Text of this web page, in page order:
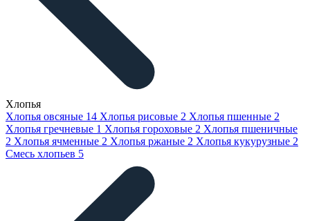
Хлопья
Хлопья овсяные 14 Хлопья рисовые 2 Хлопья пшенные 2
Хлопья гречневые 1 Хлопья гороховые 2 Хлопья пшеничные
2 Хлопья ячменные 2 Хлопья ржаные 2 Хлопья кукурузные 2
Смесь хлопьев 5